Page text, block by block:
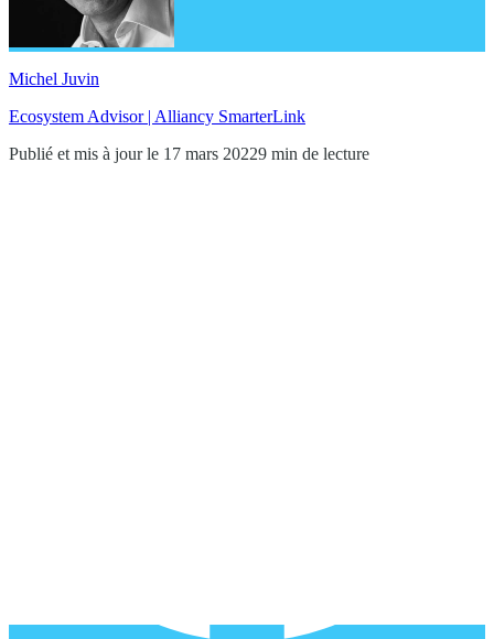
Michel Juvin
Ecosystem Advisor | Alliancy SmarterLink
Publié et mis à jour le 17 mars 20229 min de lecture